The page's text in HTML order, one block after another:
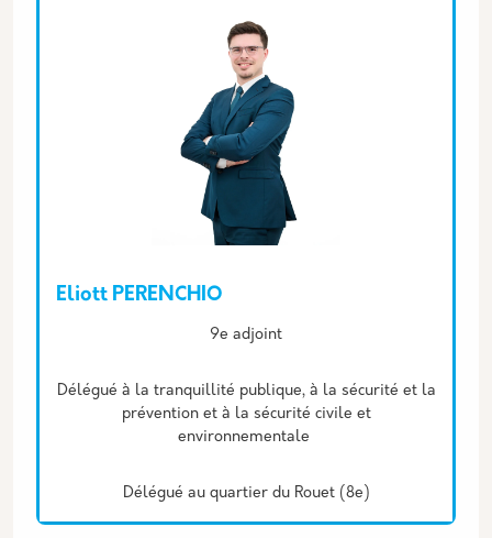
Eliott PERENCHIO
9e adjoint
Délégué à la tranquillité publique, à la sécurité et la
prévention et à la sécurité civile et
environnementale
Délégué au quartier du Rouet (8e)